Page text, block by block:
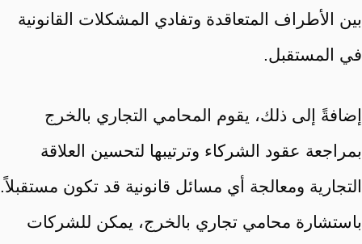
بين الأطراف المتعاقدة وتفادي المشكلات القانونية
في المستقبل.
إضافةً إلى ذلك، يقوم المحامي التجاري بالخرج
بمراجعة عقود الشركاء وترتيبها لتحسين العلاقة
التجارية ومعالجة أي مسائل قانونية قد تكون مستقبلاً.
باستشارة محامي تجاري بالخرج، يمكن للشركات